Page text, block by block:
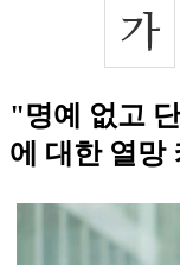
"명예 없고
에 대한 열망